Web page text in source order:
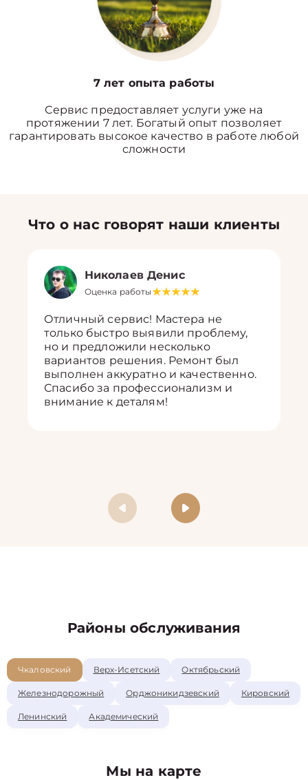
7 лет опыта работы
Сервис предоставляет услуги уже на
протяжении 7 лет. Богатый опыт позволяет
гарантировать высокое качество в работе любой
сложности
Что о нас говорят наши клиенты
Николаев Денис
Оценка работы
Отличный сервис! Мастера не
только быстро выявили проблему,
но и предложили несколько
вариантов решения. Ремонт был
выполнен аккуратно и качественно.
Спасибо за профессионализм и
внимание к деталям!
Районы обслуживания
Чкаловский Верх-Исетский Октябрьский
Железнодорожный Орджоникидзевский Кировский
Ленинский Академический
Мы на карте